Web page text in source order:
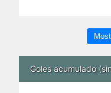
Goles acumulado